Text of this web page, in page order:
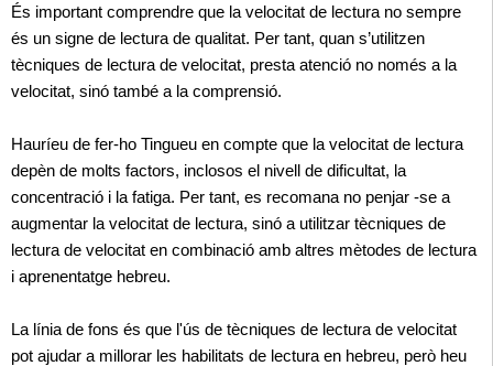
És important comprendre que la velocitat de lectura no sempre
és un signe de lectura de qualitat. Per tant, quan s’utilitzen
tècniques de lectura de velocitat, presta atenció no només a la
velocitat, sinó també a la comprensió.
Hauríeu de fer-ho Tingueu en compte que la velocitat de lectura
depèn de molts factors, inclosos el nivell de dificultat, la
concentració i la fatiga. Per tant, es recomana no penjar -se a
augmentar la velocitat de lectura, sinó a utilitzar tècniques de
lectura de velocitat en combinació amb altres mètodes de lectura
i aprenentatge hebreu.
La línia de fons és que l'ús de tècniques de lectura de velocitat
pot ajudar a millorar les habilitats de lectura en hebreu, però heu